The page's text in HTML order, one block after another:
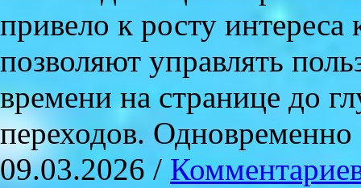
привело к росту
позволяют управлять
времени на странице до
переходов.
09.03.2026 /